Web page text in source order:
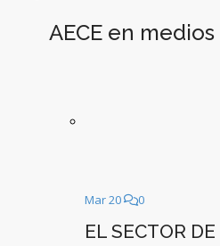
AECE en
Mar 20 0
EL SECTOR